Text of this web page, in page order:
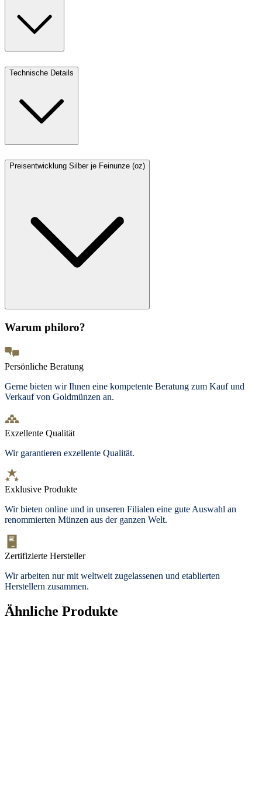
Technische Details
Preisentwicklung Silber je Feinunze (oz)
Warum philoro?
Persönliche Beratung
Gerne bieten wir Ihnen eine kompetente Beratung zum Kauf und
Verkauf von Goldmünzen an.
Exzellente Qualität
Wir garantieren exzellente Qualität.
Exklusive Produkte
Wir bieten online und in unseren Filialen eine gute Auswahl an
renommierten Münzen aus der ganzen Welt.
Zertifizierte Hersteller
Wir arbeiten nur mit weltweit zugelassenen und etablierten
Herstellern zusammen.
Ähnliche Produkte